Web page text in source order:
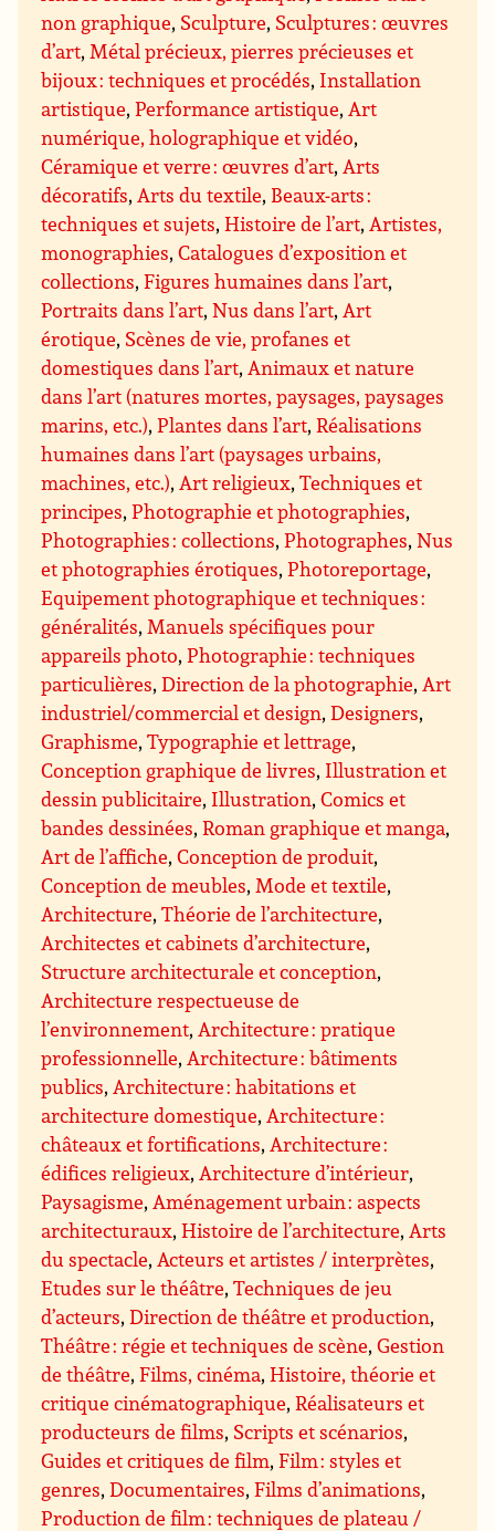
non graphique, Sculpture, Sculptures : œuvres
d’art,Métal précieux, pierres précieuses et
bijoux : techniques et procédés, Installation
artistique,Performance artistique,Art
numérique, holographique et vidéo,
Céramique et verre : œuvres d’art,Arts
décoratifs,Arts du textile, Beaux-arts :
techniques et sujets,Histoire de l’art,Artistes,
monographies,Catalogues d’exposition et
collections,Figures humaines dans l’art,
Portraits dans l’art,Nus dans l’art,Art
érotique, Scènes de vie, profanes et
domestiques dans l’art,Animaux et nature
dans l’art (natures mortes, paysages, paysages
marins, etc.),Plantes dans l’art,Réalisations
humaines dans l’art (paysages urbains,
machines, etc.),Art religieux,Techniques et
principes,Photographie et photographies,
Photographies : collections,Photographes,Nus
et photographies érotiques,Photoreportage,
Equipement photographique et techniques :
généralités,Manuels spécifiques pour
appareils photo,Photographie : techniques
particulières,Direction de la photographie,Art
industriel/commercial et design,Designers,
Graphisme,Typographie et lettrage,
Conception graphique de livres, Illustration et
dessin publicitaire, Illustration,Comics et
bandes dessinées,Roman graphique et manga,
Art de l’affiche,Conception de produit,
Conception de meubles,Mode et textile,
Architecture,Théorie de l’architecture,
Architectes et cabinets d’architecture,
Structure architecturale et conception,
Architecture respectueuse de
l’environnement,Architecture : pratique
professionnelle,Architecture : bâtiments
publics,Architecture : habitations et
architecture domestique,Architecture :
châteaux et fortifications,Architecture :
édifices religieux,Architecture d’intérieur,
Paysagisme,Aménagement urbain : aspects
architecturaux,Histoire de l’architecture,Arts
du spectacle,Acteurs et artistes / interprètes,
Etudes sur le théâtre,Techniques de jeu
d’acteurs,Direction de théâtre et production,
Théâtre : régie et techniques de scène,Gestion
de théâtre,Films, cinéma,Histoire, théorie et
critique cinématographique,Réalisateurs et
producteurs de films, Scripts et scénarios,
Guides et critiques de film,Film : styles et
genres,Documentaires,Films d’animations,
Production de film : techniques de plateau /